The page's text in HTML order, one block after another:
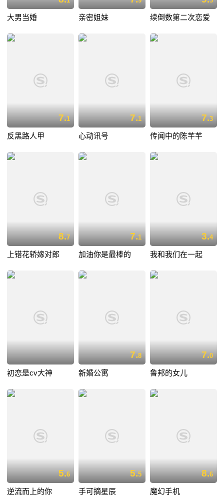
大男当婚 亲密姐妹 续倒数第二次恋爱
7.1
反黑路人甲
7.1
心动讯号
7.3
传闻中的陈芊芊
8.7
上错花轿嫁对郎
7.1
加油你是最棒的
3.4
我和我们在一起
初恋是cv大神
7.8
新婚公寓
7.0
鲁邦的女儿
5.6
逆流而上的你
5.5
手可摘星辰
8.6
魔幻手机